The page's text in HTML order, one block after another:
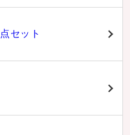
セット